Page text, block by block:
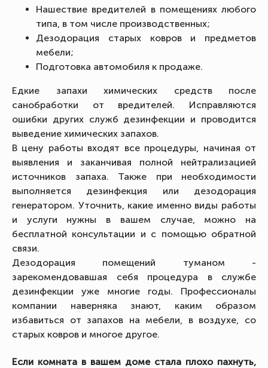
Нашествие вредителей в помещениях любого
типа, в том числе производственных;
Дезодорация старых ковров и предметов
мебели;
Подготовка автомобиля к продаже.
Едкие запахи химических средств после
санобработки от вредителей. Исправляются
ошибки других служб дезинфекции и проводится
выведение химических запахов.
В цену работы входят все процедуры, начиная от
выявления и заканчивая полной нейтрализацией
источников запаха. Также при необходимости
выполняется дезинфекция или дезодорация
генератором. Уточнить, какие именно виды работы
и услуги нужны в вашем случае, можно на
бесплатной консультации и с помощью обратной
связи.
Дезодорация помещений туманом -
зарекомендовавшая себя процедура в службе
дезинфекции уже многие годы. Профессионалы
компании наверняка знают, каким образом
избавиться от запахов на мебели, в воздухе, со
старых ковров и многое другое.
Если комната в вашем доме стала плохо пахнуть,